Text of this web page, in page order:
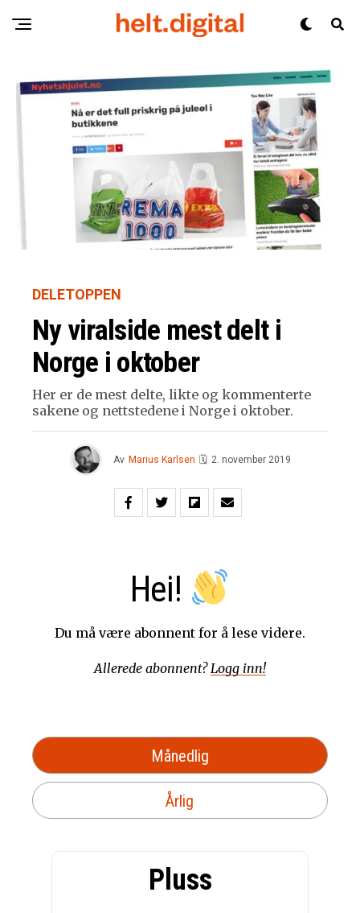
DELETOPPEN
Ny viralside mest delt i
Norge i oktober
Her er de mest delte, likte og kommenterte
sakene og nettstedene i Norge i oktober.
Av Marius Karlsen 🗓 2. november 2019
Hei!
Du må være abonnent for å lese videre.
Allerede abonnent? Logg inn!
Månedlig
Årlig
Pluss